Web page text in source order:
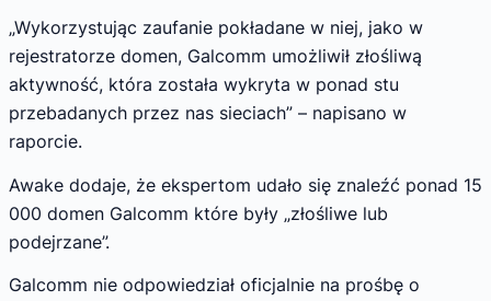
„Wykorzystując zaufanie pokładane w niej, jako w
rejestratorze domen, Galcomm umożliwił złośliwą
aktywność, która została wykryta w ponad stu
przebadanych przez nas sieciach” – napisano w
raporcie.
Awake dodaje, że ekspertom udało się znaleźć ponad 15
000 domen Galcomm które były „złośliwe lub
podejrzane”.
Galcomm nie odpowiedział oficjalnie na prośbę o